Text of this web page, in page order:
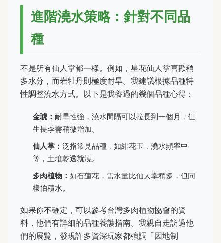
進階澆水策略：針對不同品
種
不是所有仙人掌都一樣。例如，星花仙人掌喜歡稍
多水分，而岩牡丹則極度耐旱。我建議根據品種特
性調整澆水方式。以下是我養過的幾個品種心得：
金琥： 耐旱性強，澆水間隔可以拉長到一個月，但
生長季需稍微增加。
仙人掌： 泛指常見品種，如緋花玉，澆水頻率中
等，土壤乾透就澆。
多肉植物： 如石蓮花，需水量比仙人掌稍多，但同
樣怕積水。
如果你不確定，可以參考台灣多肉植物協會的資
料，他們有詳細的品種養護指南。我親自走訪過他
們的展覽，發現許多資深玩家都強調「因地制